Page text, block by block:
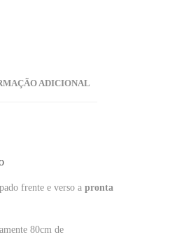
ADICIONAL
frente e verso a pronta
80cm de